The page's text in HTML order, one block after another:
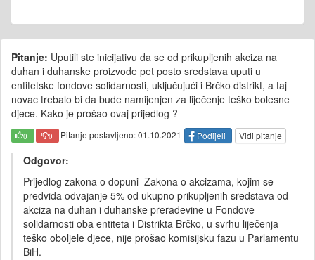
Pitanje: Uputili ste inicijativu da se od prikupljenih akciza na
duhan i duhanske proizvode pet posto sredstava uputi u
entitetske fondove solidarnosti, uključujući i Brčko distrikt, a taj
novac trebalo bi da bude namijenjen za liječenje teško bolesne
djece. Kako je prošao ovaj prijedlog ?
0 0 Pitanje postavljeno: 01.10.2021 Podijeli Vidi pitanje
Odgovor:
Prijedlog zakona o dopuni Zakona o akcizama, kojim se
predviđa odvajanje 5% od ukupno prikupljenih sredstava od
akciza na duhan i duhanske prerađevine u Fondove
solidarnosti oba entiteta i Distrikta Brčko, u svrhu liječenja
teško oboljele djece, nije prošao komisijsku fazu u Parlamentu
BiH.